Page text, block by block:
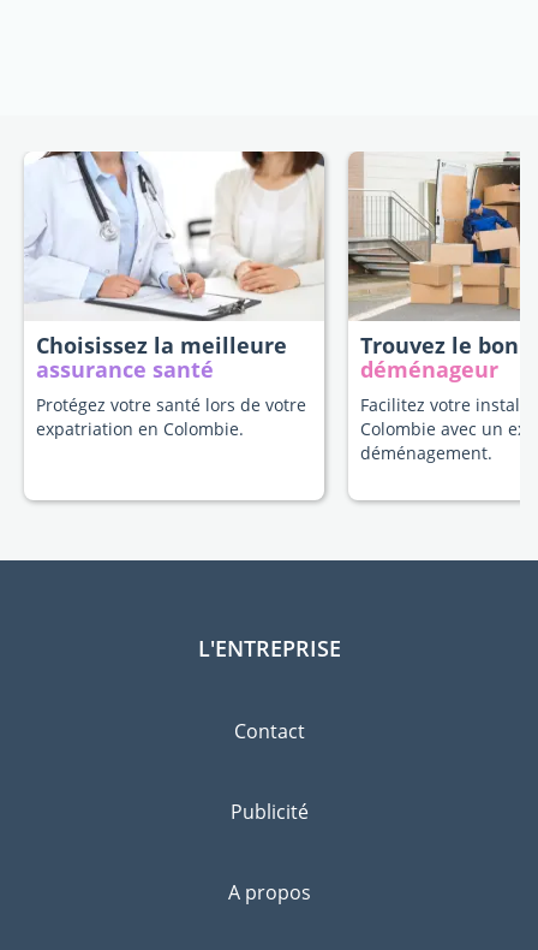
Choisissez la meilleure
assurance santé
Protégez votre santé lors de votre
expatriation en Colombie.
Trouvez le bon
déménageur
Facilitez votre
Colombie avec un
déménagement.
L'ENTREPRISE
Contact
Publicité
A propos